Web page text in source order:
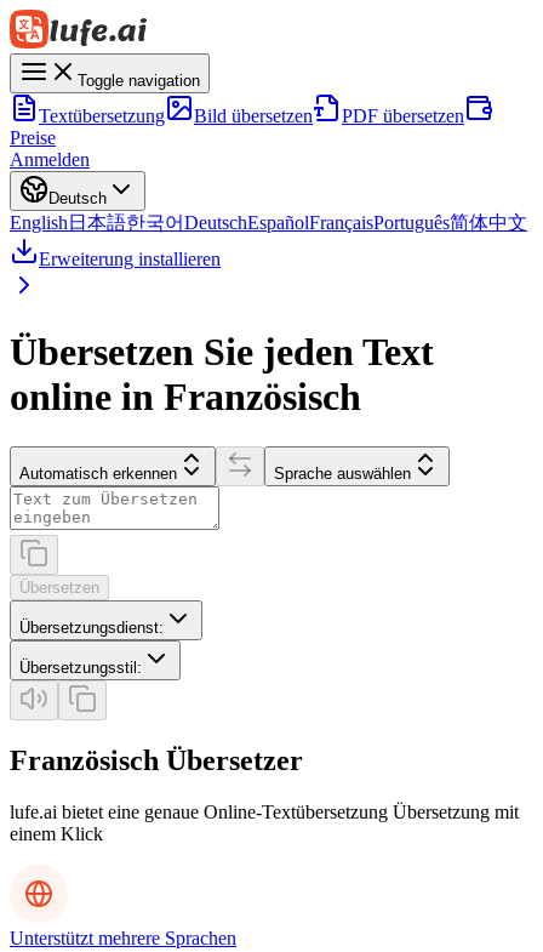
Toggle navigation
Textübersetzung Bild übersetzen
PDF übersetzen
Preise
Anmelden
Deutsch
English 日本語한국어DeutschEspañolFrançaisPortuguês简体中文
Erweiterung installieren
Übersetzen Sie jeden Text
online in Französisch
Automatisch erkennen Sprache auswählen
Übersetzen
Übersetzungsdienst:
Übersetzungsstil :
Französisch Übersetzer
lufe.ai bietet eine genaue Online-Textübersetzung Übersetzung mit
einem Klick
Unterstützt mehrere Sprachen